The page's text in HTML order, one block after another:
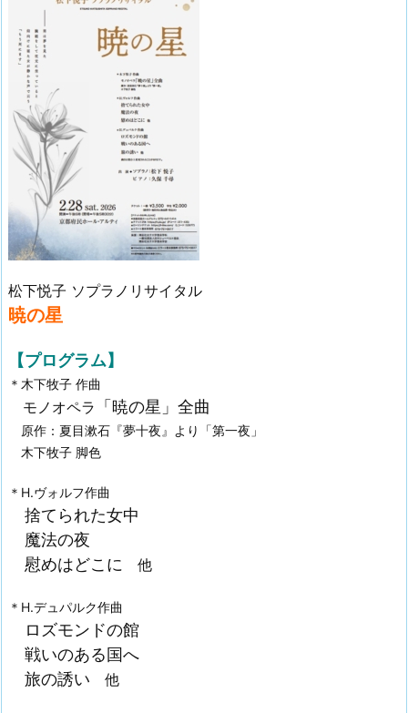
松下悦子 ソプラノリサイタル
暁の星
【プログラム】
＊木下牧子 作曲
モノオペラ 「暁の星」全曲
原作：夏目漱石『夢十夜』より「第一夜」
木下牧子 脚色
＊H.ヴォルフ作曲
捨てられた女中
魔法の夜
慰めはどこに 他
＊H.デュパルク作曲
ロズモンドの館
戦いのある国へ
旅の誘い 他